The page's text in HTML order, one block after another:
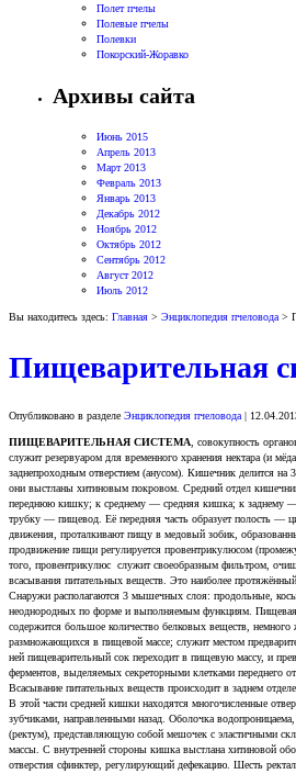
Полет пчелы
Полевые пчелы
Полевки
Покорский-Жоравко
Архивы сайта
Июнь 2015
Апрель 2013
Март 2013
Февраль 2013
Январь 2013
Декабрь 2012
Ноябрь 2012
Октябрь 2012
Сентябрь 2012
Август 2012
Июль 2012
Вы находитесь здесь: Главная > Энциклопедия пчеловода >
Пищеварительная
Опубликовано в разделе Энциклопедия пчеловода|
ПИЩЕВАРИТЕЛЬНАЯ СИСТЕМА, совокупность
служит резервуаром для временного хранения нектара (и
заднепроходным отверстием (анусом). Кишечник делится на
они выстланы хитиновым покровом. Средний отдел
переднюю кишку; к среднему — средняя кишка; к заднему —
трубку — пищевод. Её передняя часть образует полость —
движения, проталкивают пищу в медовый зобик,
продвижение пищи регулируется провентрикулюсом
того, провентрикулюс служит своеобразным фильтром,
всасывания питательных веществ. Это наиболее
Снаружи располагаются 3 мышечных слоя: продольные,
неоднородных по форме и выполняемым функциям. Пищевая
содержится большое количество белковых веществ,
размножающихся в пищевой массе; служит местом
ней пищеварительный сок переходит в пищевую массу, и
ферментов, выделяемых секреторными клетками переднего
Всасывание питательных веществ происходит в заднем
В этой части средней кишки находятся многочисленные
зубчиками, направленными назад. Оболочка
(ректум), представляющую собой мешочек с эластичными
массы. С внутренней стороны кишка выстлана хитиновой
отверстия сфинктер, регулирующий дефекацию. Шесть